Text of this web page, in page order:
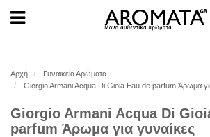
Αρχή
Γυναικεία Αρώματα
Giorgio Armani Acqua Di Gioia Eau de parfum Άρωμα
Giorgio Armani Acqua Di
parfum Άρωμα για γυναίκες